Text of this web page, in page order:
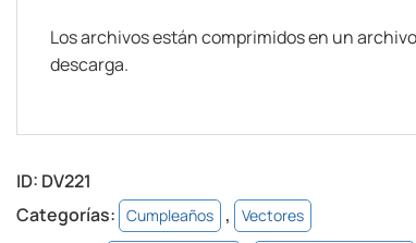
Los archivos están comprimidos en un
descarga.
ID: DV221
Categorías: Cumpleaños , Vectores